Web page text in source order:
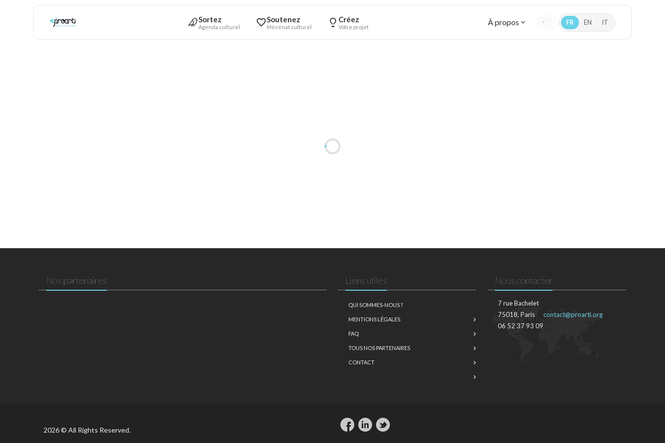
Sortez
Agenda culturel
Soutenez
Mécénat culturel
Créez
Votre projet À propos FR EN IT
Nos partenaires Liens utiles
QUI SOMMES-NOUS ?
MENTIONS LÉGALES
FAQ
TOUS NOS PARTENAIRES
CONTACT
Nous contacter
7 rue Bachelet
75018, Paris
06 52 37 93 09
contact@proarti.org
2026 © All Rights Reserved.